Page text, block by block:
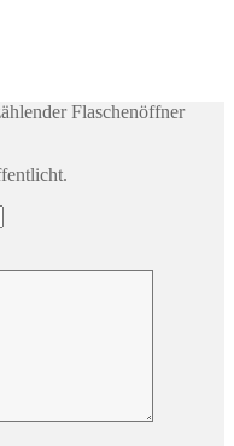
Flaschenöffner